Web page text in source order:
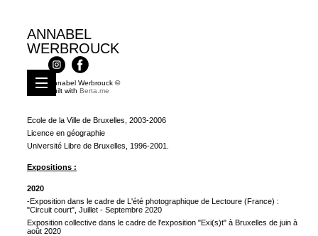
ANNABEL
WERBROUCK
Annabel Werbrouck ©
Built with Berta.me
CV
Formation :
Ecole de la Ville de Bruxelles, 2003-2006
Licence en géographie
Université Libre de Bruxelles, 1996-2001.
Expositions :
2020
-Exposition dans le cadre de L'été photographique de Lectoure (France) :
"Circuit court", Juillet - Septembre 2020
Exposition collective dans le cadre de l'exposition "Exi(s)t" à Bruxelles de juin à
août 2020